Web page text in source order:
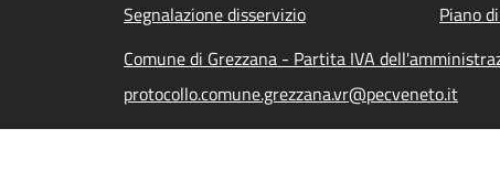
Segnalazione disservizio
Piano
Comune di Grezzana - Partita IVA
protocollo.comune.grezzana.vr@pecveneto.it